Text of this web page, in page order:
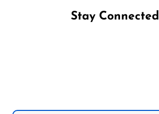
Stay Connected